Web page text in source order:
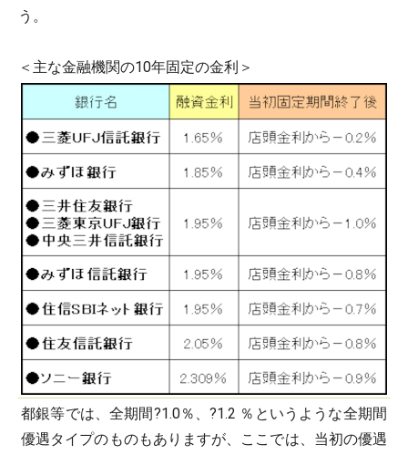
う。
＜主な金融機関の10年固定の金利＞
都銀等では、全期間?1.0％、?1.2 ％というような全期間
優遇タイプのものもありますが、ここでは、当初の優遇